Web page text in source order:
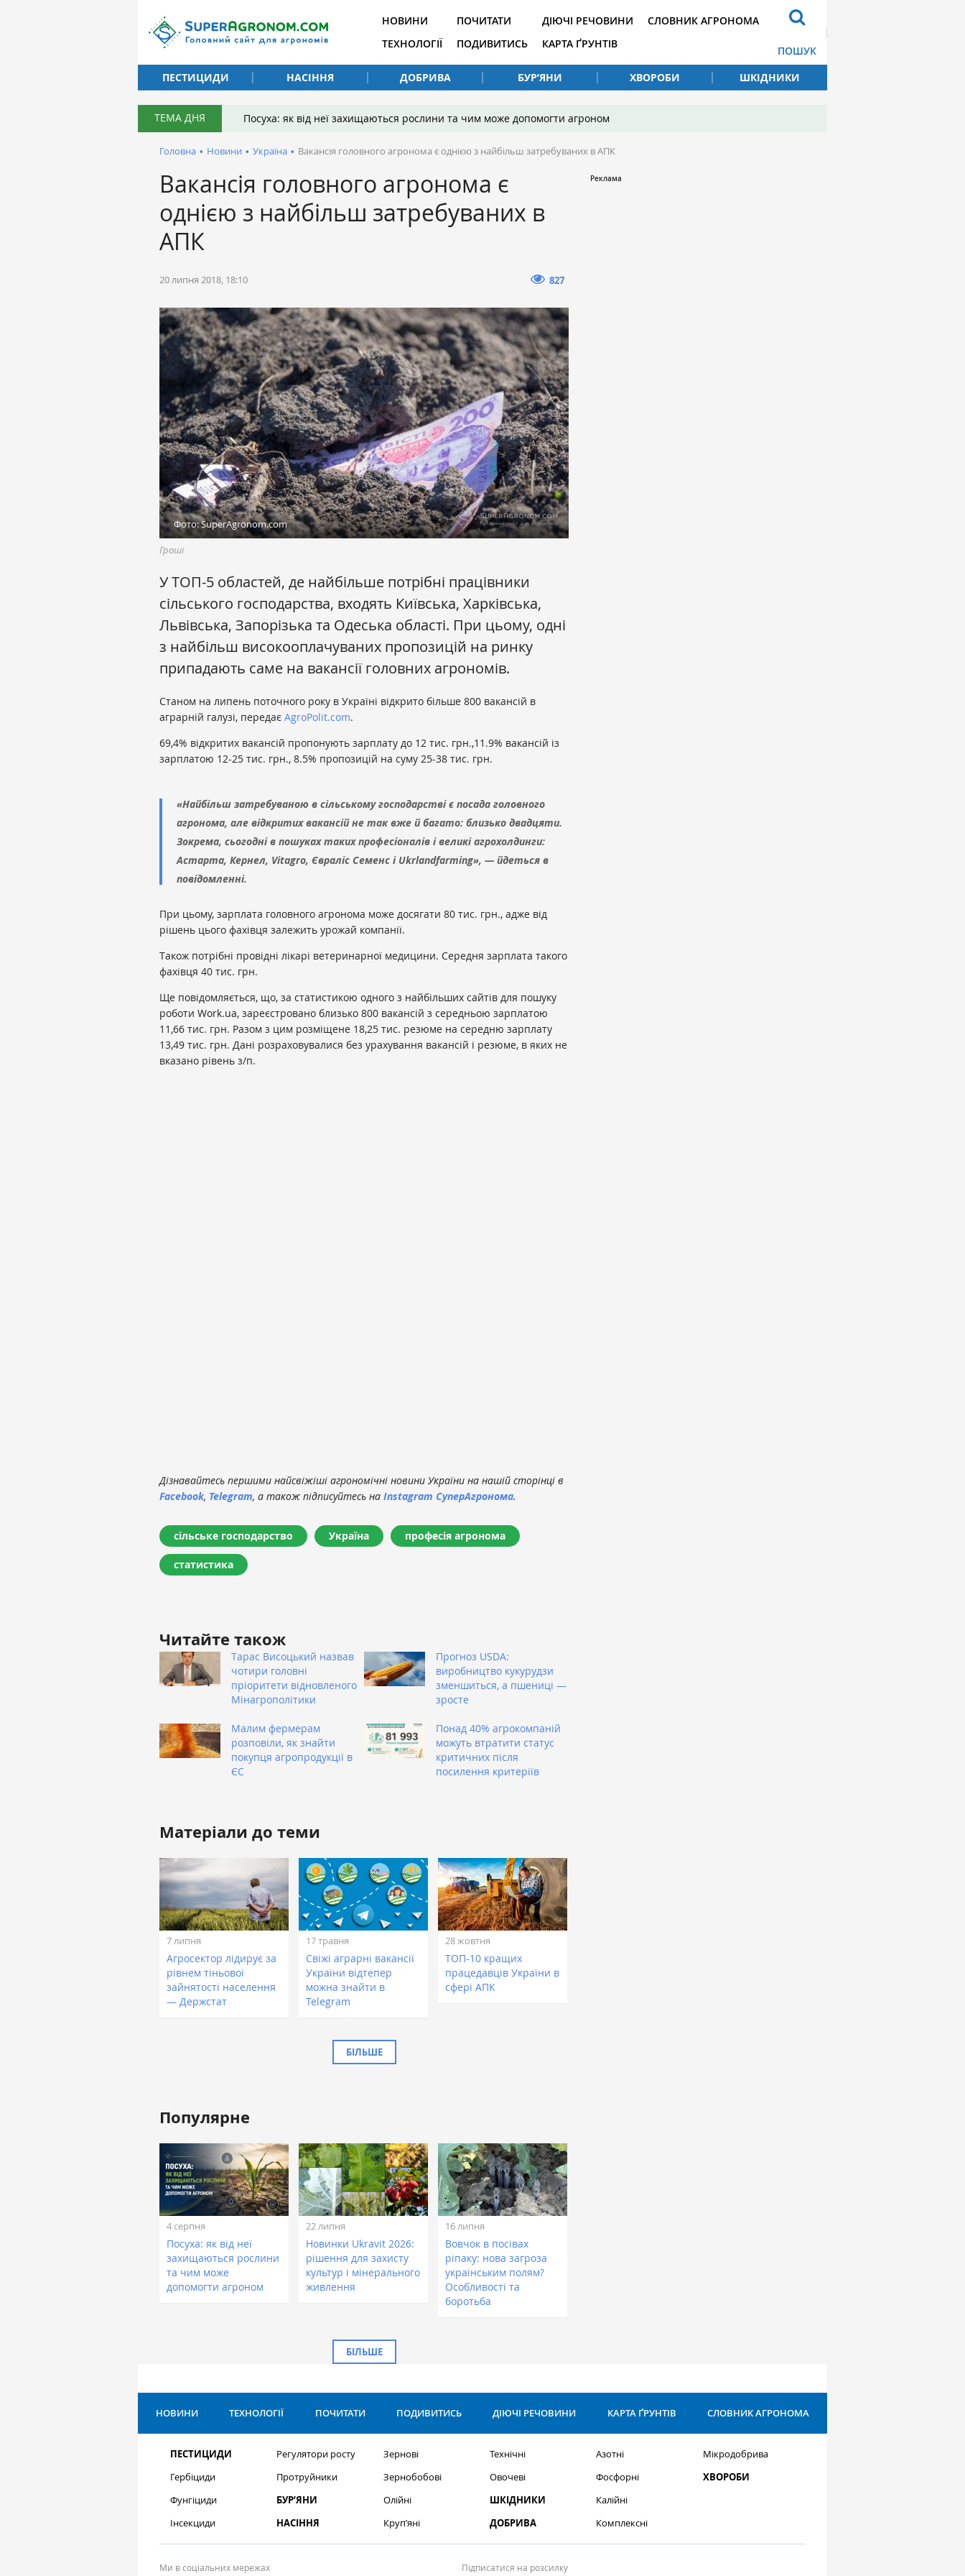
НОВИНИ
ТЕХНОЛОГІЇ
ПОЧИТАТИ
ПОДИВИТИСЬ
ДІЮЧІ РЕЧОВИНИ
КАРТА ҐРУНТІВ
СЛОВНИК АГРОНОМА
ПОШУК
ПЕСТИЦИДИ
НАСІННЯ ДОБРИВА БУР’ЯНИ ХВОРОБИ ШКІДНИКИ
ТЕМА ДНЯ Посуха: як від неї захищаються рослини та чим може допомогти агроном
Головна • Новини • Україна • Вакансія головного агронома є однією з найбільш затребуваних в АПК
Вакансія головного агронома є
однією з найбільш затребуваних в
АПК
20 липня 2018, 18:10 827
Фото: SuperAgronom.com
Гроші
У ТОП-5 областей, де найбільше потрібні працівники
сільського господарства, входять Київська, Харківська,
Львівська, Запорізька та Одеська області. При цьому, одні
з найбільш високооплачуваних пропозицій на ринку
припадають саме на вакансії головних агрономів.
Станом на липень поточного року в Україні відкрито більше 800 вакансій в
аграрній галузі, передає AgroPolit.com.
69,4% відкритих вакансій пропонують зарплату до 12 тис. грн.,11.9% вакансій із
зарплатою 12-25 тис. грн., 8.5% пропозицій на суму 25-38 тис. грн.
«Найбільш затребуваною в сільському господарстві є посада головного
агронома, але відкритих вакансій не так вже й багато: близько двадцяти.
Зокрема, сьогодні в пошуках таких професіоналів і великі агрохолдинги:
Астарта, Кернел, Vitagro, Євраліс Семенс і Ukrlandfarming», — йдеться в
повідомленні.
При цьому, зарплата головного агронома може досягати 80 тис. грн., адже від
рішень цього фахівця залежить урожай компанії.
Також потрібні провідні лікарі ветеринарної медицини. Середня зарплата такого
фахівця 40 тис. грн.
Ще повідомляється, що, за статистикою одного з найбільших сайтів для пошуку
роботи Work.ua, зареєстровано близько 800 вакансій з середньою зарплатою
11,66 тис. грн. Разом з цим розміщене 18,25 тис. резюме на середню зарплату
13,49 тис. грн. Дані розраховувалися без урахування вакансій і резюме, в яких не
вказано рівень з/п.
Дізнавайтесь першими найсвіжіші агрономічні новини України на нашій сторінці в
Facebook, Telegram, а також підписуйтесь на Instagram СуперАгронома.
сільське господарство Україна професія агронома
статистика
Читайте також
Тарас Висоцький назвав
чотири головні
пріоритети відновленого
Мінагрополітики
Прогноз USDA:
виробництво кукурудзи
зменшиться, а пшениці —
зросте
Малим фермерам
розповіли, як знайти
покупця агропродукції в
ЄС
Понад 40% агрокомпаній
можуть втратити статус
критичних після
посилення критеріїв
Матеріали до теми
7 липня
Агросектор лідирує за
рівнем тіньової
зайнятості населення
— Держстат
17 травня
Свіжі аграрні вакансії
України відтепер
можна знайти в
Telegram
28 жовтня
ТОП-10 кращих
працедавців України в
сфері АПК
БІЛЬШЕ
Популярне
4 серпня
Посуха: як від неї
захищаються рослини
та чим може
допомогти агроном
22 липня
Новинки Ukravit 2026:
рішення для захисту
культур і мінерального
живлення
16 липня
Вовчок в посівах
ріпаку: нова загроза
українським полям?
Особливості та
боротьба
БІЛЬШЕ
НОВИНИ ТЕХНОЛОГІЇ ПОЧИТАТИ ПОДИВИТИСЬ ДІЮЧІ РЕЧОВИНИ КАРТА ҐРУНТІВ СЛОВНИК АГРОНОМА
ПЕСТИЦИДИ
Гербіциди
Фунгіциди
Інсекциди
Регулятори росту
Протруйники
БУР’ЯНИ
НАСІННЯ
Зернові
Зернобобові
Олійні
Круп’яні
Технічні
Овочеві
ШКІДНИКИ
ДОБРИВА
Азотні
Фосфорні
Калійні
Комплексні
Мікродобрива
ХВОРОБИ
Ми в соціальних мережах Підписатися на розсилку